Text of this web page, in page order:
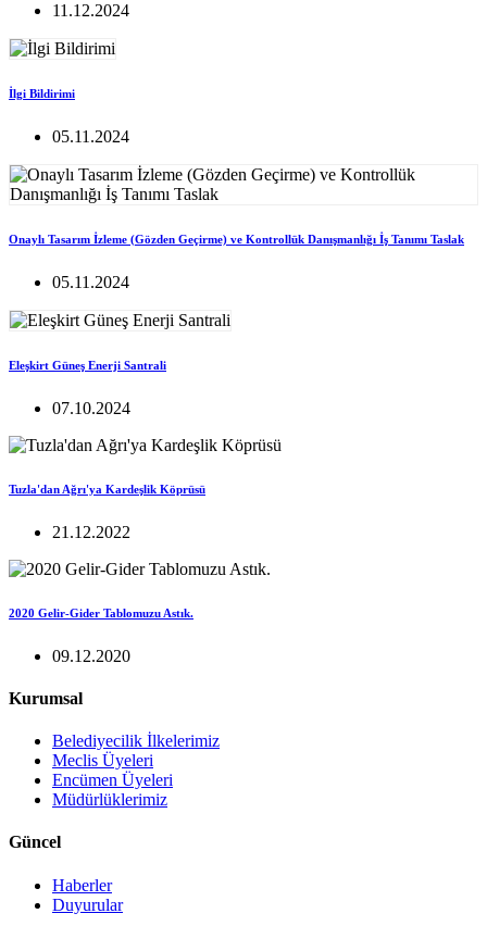
11.12.2024
İlgi Bildirimi
05.11.2024
Onaylı Tasarım İzleme (Gözden Geçirme) ve Kontrollük Danışmanlığı İş Tanımı Taslak
05.11.2024
Eleşkirt Güneş Enerji Santrali
07.10.2024
Tuzla'dan Ağrı'ya Kardeşlik Köprüsü
21.12.2022
2020 Gelir-Gider Tablomuzu Astık.
09.12.2020
Kurumsal
Belediyecilik İlkelerimiz
Meclis Üyeleri
Encümen Üyeleri
Müdürlüklerimiz
Güncel
Haberler
Duyurular